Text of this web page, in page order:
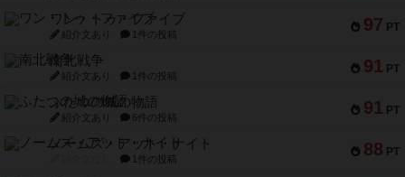
97 PT
ワン・トゥ・ファイブ
紹介文あり 1件の投稿
91 PT
南北戦争
紹介文あり 1件の投稿
91 PT
ふたつの城の物語
紹介文あり 6件の投稿
88 PT
ノームズ・アット・ナイト
1件の投稿